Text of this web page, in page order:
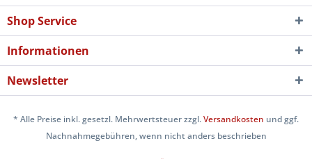
Shop Service
Informationen
Newsletter
* Alle Preise inkl. gesetzl. Mehrwertsteuer zzgl.Versandkosten und ggf.
Nachnahmegebühren, wenn nicht anders beschrieben